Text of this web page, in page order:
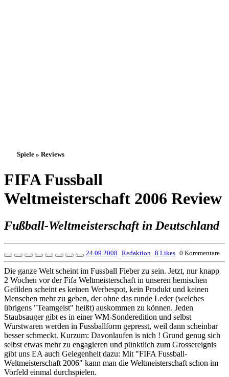
Spiele » Reviews
FIFA Fussball
Weltmeisterschaft 2006 Review
Fußball-Weltmeisterschaft in Deutschland
24.09.2008 Redaktion 8 Likes 0 Kommentare
Die ganze Welt scheint im Fussball Fieber zu sein. Jetzt, nur knapp
2 Wochen vor der Fifa Weltmeisterschaft in unseren hemischen
Gefilden scheint es keinen Werbespot, kein Produkt und keinen
Menschen mehr zu geben, der ohne das runde Leder (welches
übrigens "Teamgeist" heißt) auskommen zu können. Jeden
Staubsauger gibt es in einer WM-Sonderedition und selbst
Wurstwaren werden in Fussballform gepresst, weil dann scheinbar
besser schmeckt. Kurzum: Davonlaufen is nich ! Grund genug sich
selbst etwas mehr zu engagieren und pünktlich zum Grossereignis
gibt uns EA auch Gelegenheit dazu: Mit "FIFA Fussball-
Weltmeisterschaft 2006" kann man die Weltmeisterschaft schon im
Vorfeld einmal durchspielen.